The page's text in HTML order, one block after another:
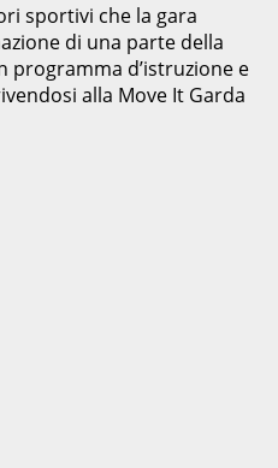
sportivi che la gara
di una parte della
programma d’istruzione e
alla Move It Garda